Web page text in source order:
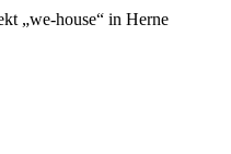
„we-house“ in Herne